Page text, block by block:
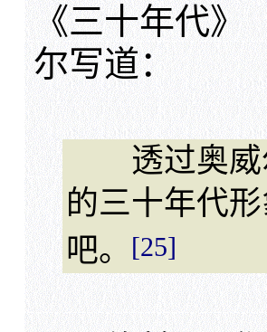
《三十年代》
尔写道：
透过奥威
的三十年代
吧。
[25]